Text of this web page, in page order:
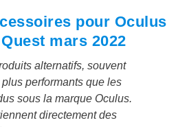
pour Oculus
mars 2022
alternatifs, souvent
performants que les
sous la marque Oculus.
directement des